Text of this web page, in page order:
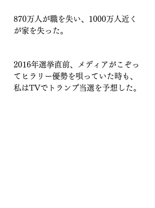
870万人が職を失い、1000万人近く
が家を失った。
2016年選挙直前、メディアがこぞっ
てヒラリー優勢を唄っていた時も、
私はTVでトランプ当選を予想した。